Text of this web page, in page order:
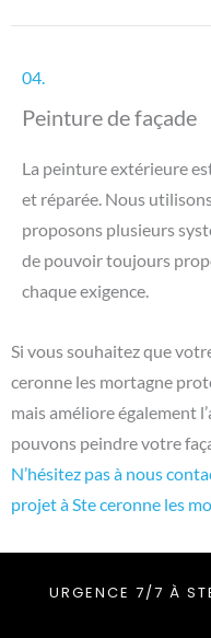
04.
Peinture de façade
La peinture extérieure
et réparée. Nous
proposons plusieurs
de pouvoir toujours
chaque exigence.
Si vous souhaitez que
ceronne les mortagne
mais améliore également
pouvons peindre votre
N’hésitez pas à nous
projet à Ste ceronne les
URGENCE 7/7 À